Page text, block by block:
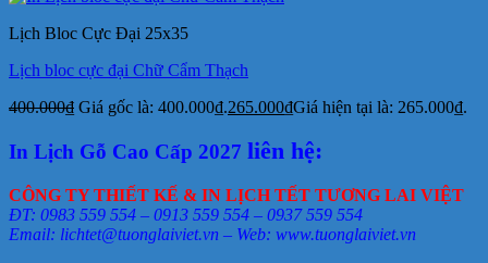
Lịch Bloc Cực Đại 25x35
Lịch bloc cực đại Chữ Cẩm Thạch
400.000₫ Giá gốc là: 400.000₫.265.000₫Giá hiện tại là: 265.000₫.
In Lịch Gỗ Cao Cấp 2027 liên hệ:
CÔNG TY THIẾT KẾ & IN LỊCH TẾT TƯƠNG LAI VIỆT
ĐT: 0983 559 554 – 0913 559 554 – 0937 559 554
Email: lichtet@tuonglaiviet.vn – Web: www.tuonglaiviet.vn